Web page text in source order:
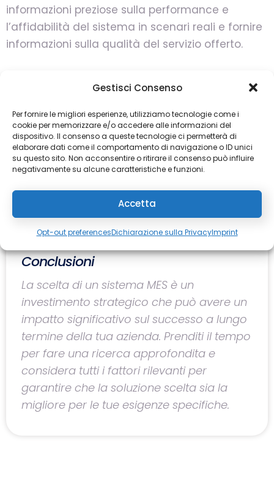
Gestisci Consenso
Per fornire le migliori esperienze, utilizziamo tecnologie come i
cookie per memorizzare e/o accedere alle informazioni del
dispositivo. Il consenso a queste tecnologie ci permetterà di
elaborare dati come il comportamento di navigazione o ID unici
su questo sito. Non acconsentire o ritirare il consenso può influire
negativamente su alcune caratteristiche e funzioni.
Accetta
Opt-out preferencesDichiarazione sulla PrivacyImprint
informazioni preziose sulla performance e
l’affidabilità del sistema in scenari reali e fornire
informazioni sulla qualità del servizio offerto.
8. Sicurezza e conformità agli standard
Assicurati che il software MES rispetti gli
standard di sicurezza e conformità rilevanti per il
tuo settore. Questo è fondamentale per
proteggere i dati sensibili e garantire che le
operazioni siano conformi alle normative vigenti.
Conclusioni
La scelta di un sistema MES è un
investimento strategico che può avere un
impatto significativo sul successo a lungo
termine della tua azienda. Prenditi il tempo
per fare una ricerca approfondita e
considera tutti i fattori rilevanti per
garantire che la soluzione scelta sia la
migliore per le tue esigenze specifiche.